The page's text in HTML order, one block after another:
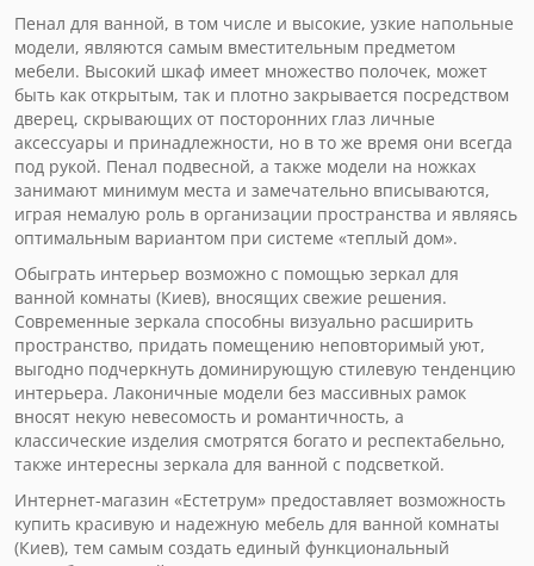
Пенал для ванной, в том числе и высокие, узкие напольные
модели, являются самым вместительным предметом
мебели. Высокий шкаф имеет множество полочек, может
быть как открытым, так и плотно закрывается посредством
дверец, скрывающих от посторонних глаз личные
аксессуары и принадлежности, но в то же время они всегда
под рукой. Пенал подвесной, а также модели на ножках
занимают минимум места и замечательно вписываются,
играя немалую роль в организации пространства и являясь
оптимальным вариантом при системе «теплый дом».
Обыграть интерьер возможно с помощью зеркал для
ванной комнаты (Киев), вносящих свежие решения.
Современные зеркала способны визуально расширить
пространство, придать помещению неповторимый уют,
выгодно подчеркнуть доминирующую стилевую тенденцию
интерьера. Лаконичные модели без массивных рамок
вносят некую невесомость и романтичность, а
классические изделия смотрятся богато и респектабельно,
также интересны зеркала для ванной с подсветкой.
Интернет-магазин «Естетрум» предоставляет возможность
купить красивую и надежную мебель для ванной комнаты
(Киев), тем самым создать единый функциональный